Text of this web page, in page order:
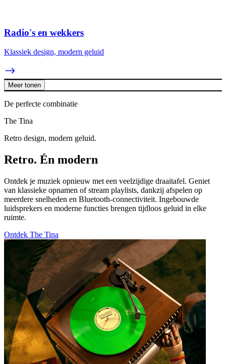
Radio's en wekkers
Klassiek design, modern geluid
Meer tonen
De perfecte combinatie
The Tina
Retro design, modern geluid.
Retro. Én modern
Ontdek je muziek opnieuw met een veelzijdige draaitafel. Geniet
van klassieke opnamen of stream playlists, dankzij afspelen op
meerdere snelheden en Bluetooth-connectiviteit. Ingebouwde
luidsprekers en moderne functies brengen tijdloos geluid in elke
ruimte.
Ontdek The Tina